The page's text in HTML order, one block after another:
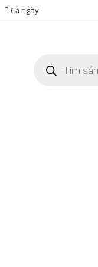
Cả ngày
kiếm
sản